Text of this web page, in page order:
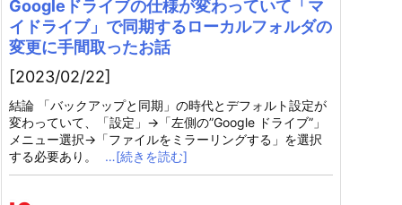
Googleドライブの仕様が変わっていて「マ
イドライブ」で同期するローカルフォルダの
変更に手間取ったお話
[2023/02/22]
結論 「バックアップと同期」の時代とデフォルト設定が
変わっていて、「設定」→「左側の”Google ドライブ”」
メニュー選択→「ファイルをミラーリングする」を選択
する必要あり。
…[続きを読む]